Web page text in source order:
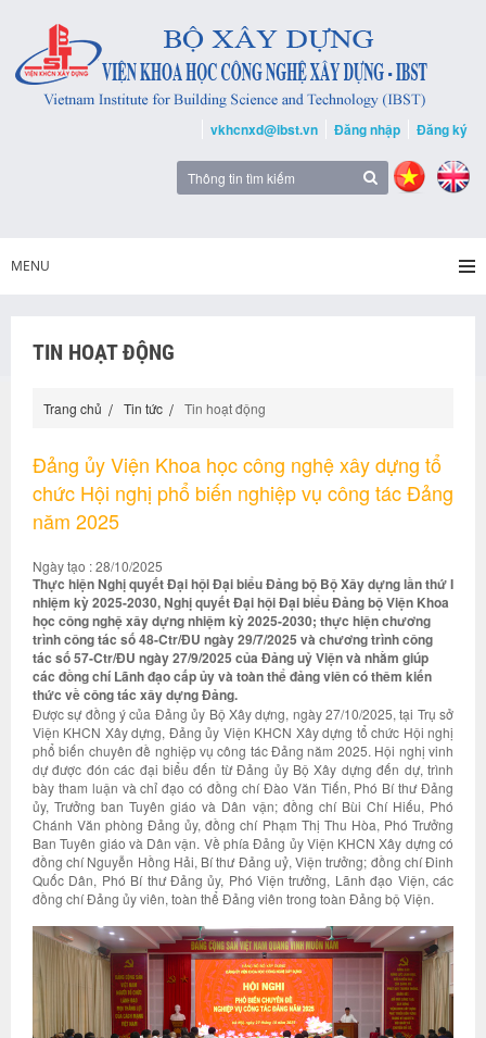
vkhcnxd@ibst.vn Đăng nhập Đăng ký
MENU
TIN HOẠT ĐỘNG
Trang chủ Tin tức Tin hoạt động
Đảng ủy Viện Khoa học công nghệ xây dựng tổ
chức Hội nghị phổ biến nghiệp vụ công tác Đảng
năm 2025
Ngày tạo : 28/10/2025
Thực hiện Nghị quyết Đại hội Đại biểu Đảng bộ Bộ Xây dựng lần thứ I
nhiệm kỳ 2025-2030, Nghị quyết Đại hội Đại biểu Đảng bộ Viện Khoa
học công nghệ xây dựng nhiệm kỳ 2025-2030; thực hiện chương
trình công tác số 48-Ctr/ĐU ngày 29/7/2025 và chương trình công
tác số 57-Ctr/ĐU ngày 27/9/2025 của Đảng uỷ Viện và nhằm giúp
các đồng chí Lãnh đạo cấp ủy và toàn thể đảng viên có thêm kiến
thức về công tác xây dựng Đảng.
Được sự đồng ý của Đảng ủy Bộ Xây dựng, ngày 27/10/2025, tại Trụ sở
Viện KHCN Xây dựng, Đảng ủy Viện KHCN Xây dựng tổ chức Hội nghị
phổ biến chuyên đề nghiệp vụ công tác Đảng năm 2025. Hội nghị vinh
dự được đón các đại biểu đến từ Đảng ủy Bộ Xây dựng đến dự, trình
bày tham luận và chỉ đạo có đồng chí Đào Văn Tiến, Phó Bí thư Đảng
ủy, Trưởng ban Tuyên giáo và Dân vận; đồng chí Bùi Chí Hiếu, Phó
Chánh Văn phòng Đảng ủy, đồng chí Phạm Thị Thu Hòa, Phó Trưởng
Ban Tuyên giáo và Dân vận. Về phía Đảng ủy Viện KHCN Xây dựng có
đồng chí Nguyễn Hồng Hải, Bí thư Đảng uỷ, Viện trưởng; đồng chí Đinh
Quốc Dân, Phó Bí thư Đảng ủy, Phó Viện trưởng, Lãnh đạo Viện, các
đồng chí Đảng ủy viên, toàn thể Đảng viên trong toàn Đảng bộ Viện.